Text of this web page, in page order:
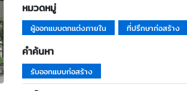
หมวดหมู่
ผู้ออกแบบตกแต่งภายใน ที่ปรึกษาก่อสร้าง
คำค้นหา
รับออกแบบก่อสร้าง